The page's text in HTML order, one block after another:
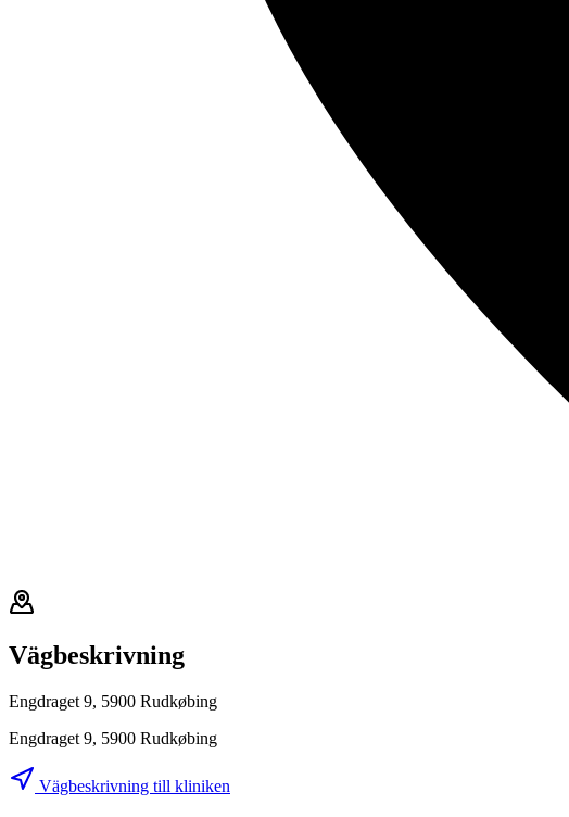
Vägbeskrivning
Engdraget 9, 5900 Rudkøbing
Engdraget 9, 5900 Rudkøbing
Vägbeskrivning till kliniken